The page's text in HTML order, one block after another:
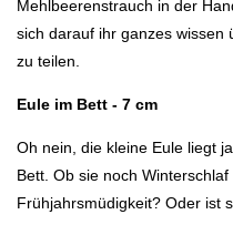
Mehlbeerenstrauch in der
sich darauf ihr ganzes wissen
zu teilen.
Eule im Bett - 7 cm
Oh nein, die kleine Eule liegt
Bett. Ob sie noch
Frühjahrsmüdigkeit? Oder ist